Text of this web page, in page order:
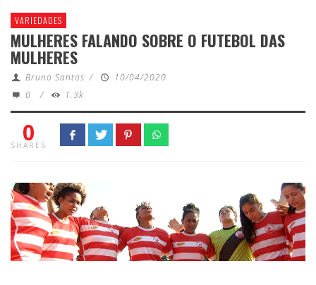
VARIEDADES
MULHERES FALANDO SOBRE O FUTEBOL DAS
MULHERES
Bruno Santos /
10/04/2020
0
/ 1.3k
0
SHARES